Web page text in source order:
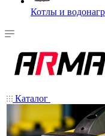
Котлы и
Каталог